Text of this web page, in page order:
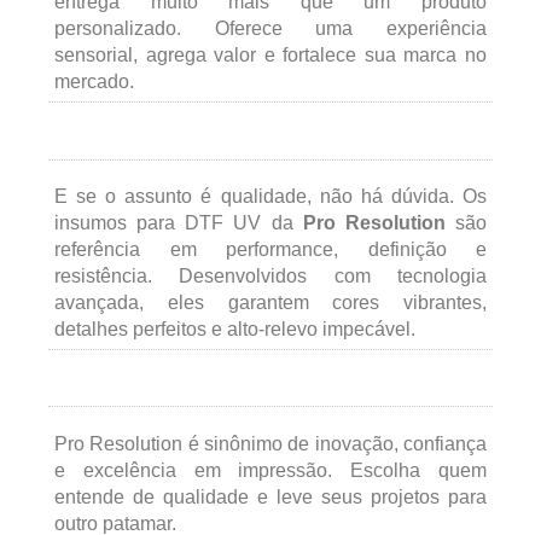
personalizado. Oferece uma experiência
sensorial, agrega valor e fortalece sua marca no
mercado.
E se o assunto é qualidade, não há dúvida. Os
insumos para DTF UV da
Pro Resolution são
referência em performance, definição e
resistência. Desenvolvidos com tecnologia
avançada, eles garantem cores vibrantes,
detalhes perfeitos e alto-relevo impecável.
Pro Resolution é sinônimo de inovação, confiança
e excelência em impressão. Escolha quem
entende de qualidade e leve seus projetos para
outro patamar.